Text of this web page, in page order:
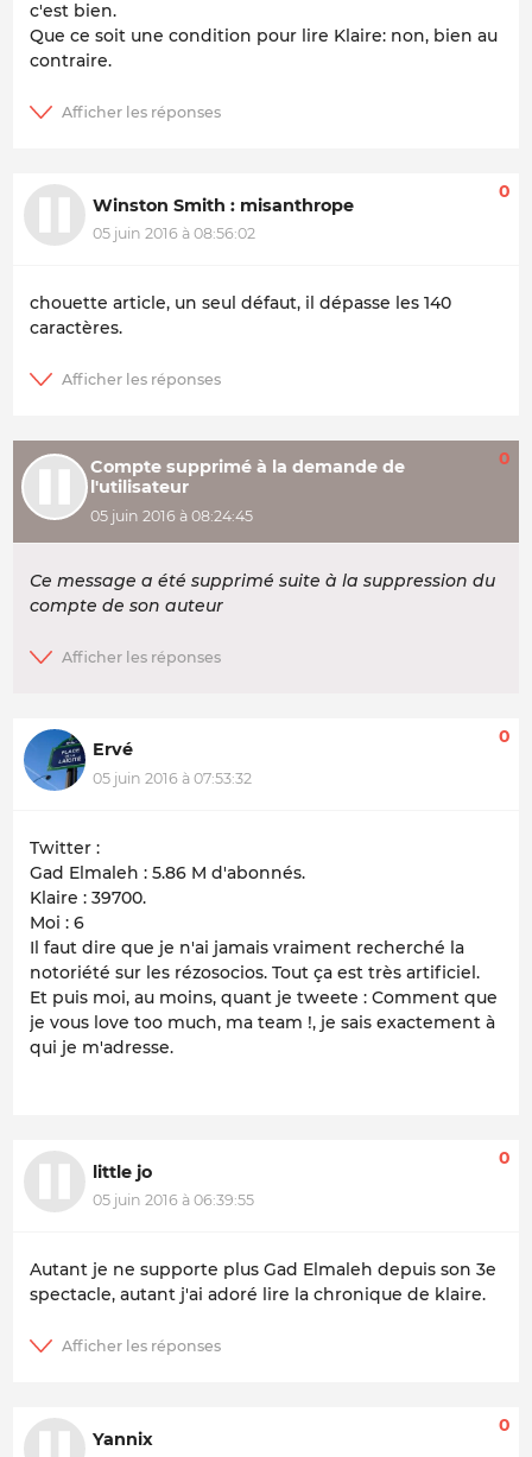
c'est bien.
Que ce soit une condition pour lire Klaire: non, bien au
contraire.
Winston Smith : misanthrope
05 juin 2016 à 08:56:02
0
chouette article, un seul défaut, il dépasse les 140
caractères.
Compte supprimé à la demande de
l'utilisateur
05 juin 2016 à 08:24:45
0
Ce message a été supprimé suite à la suppression du
compte de son auteur
Ervé
05 juin 2016 à 07:53:32
0
Twitter :
Gad Elmaleh : 5.86 M d'abonnés.
Klaire : 39700.
Moi : 6
Il faut dire que je n'ai jamais vraiment recherché la
notoriété sur les rézosocios. Tout ça est très artificiel.
Et puis moi, au moins, quant je tweete : Comment que
je vous love too much, ma team !, je sais exactement à
qui je m'adresse.
little jo
05 juin 2016 à 06:39:55
0
Autant je ne supporte plus Gad Elmaleh depuis son 3e
spectacle, autant j'ai adoré lire la chronique de klaire.
Yannix
0